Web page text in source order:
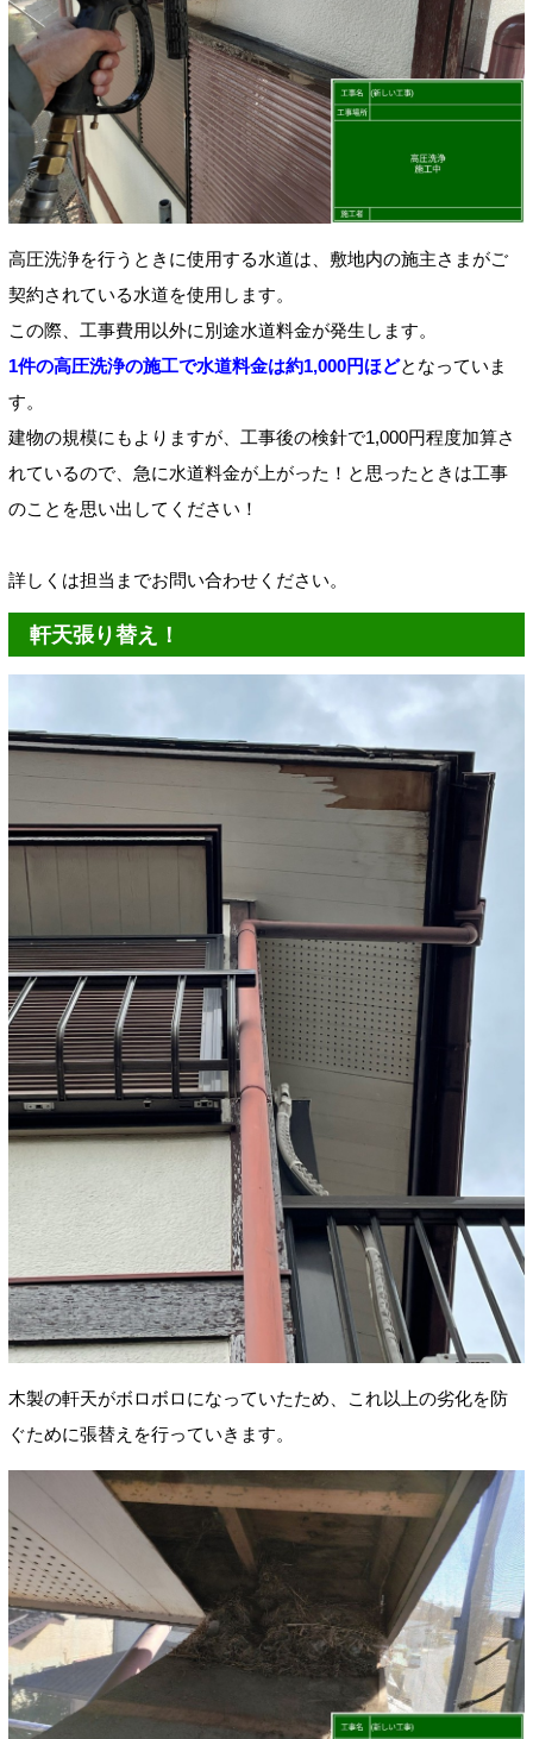
高圧洗浄を行うときに使用する水道は、敷地内の施主さまがご
契約されている水道を使用します。
この際、工事費用以外に別途水道料金が発生します。
1件の高圧洗浄の施工で水道料金は約1,000円ほどとなっていま
す。
建物の規模にもよりますが、工事後の検針で1,000円程度加算さ
れているので、急に水道料金が上がった！と思ったときは工事
のことを思い出してください！
詳しくは担当までお問い合わせください。
軒天張り替え！
木製の軒天がボロボロになっていたため、これ以上の劣化を防
ぐために張替えを行っていきます。